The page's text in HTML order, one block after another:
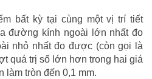
bất kỳ tại cùng một vị trí tiết
đường kính ngoài lớn nhất đo
nhỏ nhất đo được (còn gọi là
quá trị số lớn hơn trong hai giá
làm tròn đến 0,1 mm.